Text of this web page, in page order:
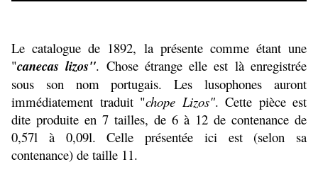
Le catalogue de 1892, la présente comme étant une
"canecas lizos". Chose étrange elle est là enregistrée
sous son nom portugais. Les lusophones auront
immédiatement traduit "chope Lizos". Cette pièce est
dite produite en 7 tailles, de 6 à 12 de contenance de
0,57l à 0,09l. Celle présentée ici est (selon sa
contenance) de taille 11.